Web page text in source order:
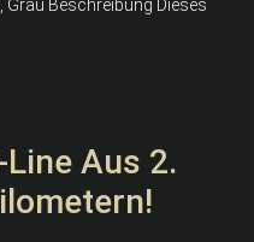
Beschreibung Dieses
Aus 2.